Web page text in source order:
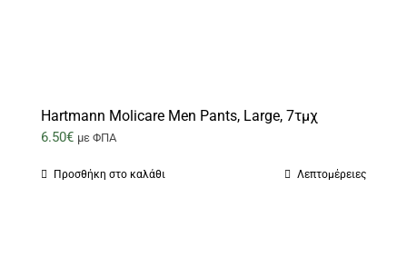
Hartmann Molicare Men Pants, Large, 7τμχ
6.50€ με ΦΠΑ
Προσθήκη στο καλάθι Λεπτομέρειες